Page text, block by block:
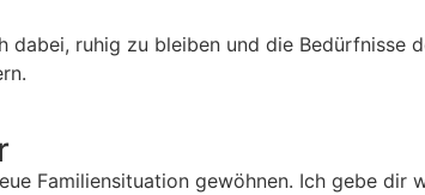
ruhig zu bleiben und die
Familiensituation gewöhnen. Ich gebe